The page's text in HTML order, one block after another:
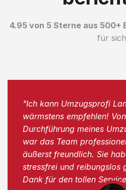
4.95 von 5 Sterne aus 500+
für
"Ich kann Umzugsprofi
wärmstens empfehlen!
Durchführung meines
war das Team
äußerst freundlich. Sie
stressfrei und reibungslos
Dank für den tollen